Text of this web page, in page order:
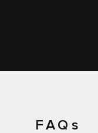
FAQs